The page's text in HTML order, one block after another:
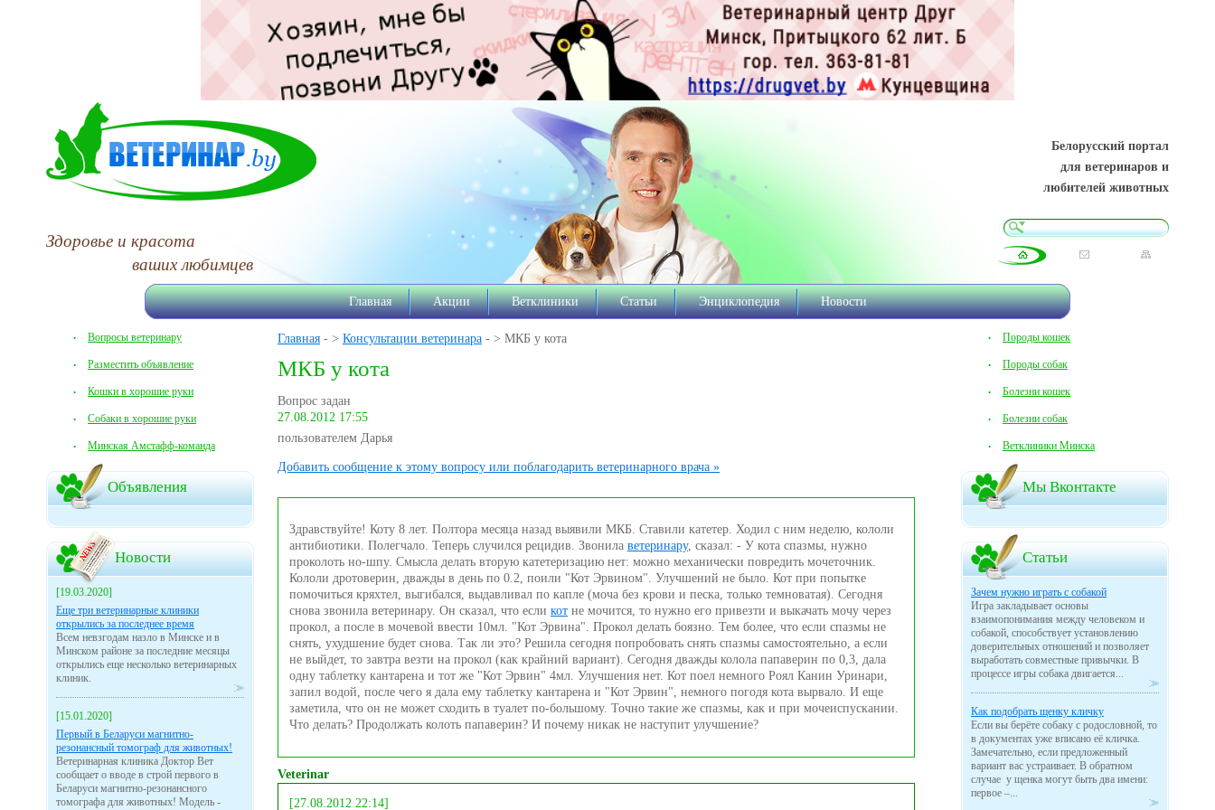
Здоровье и красота
ваших любимцев
Белорусский портал
для ветеринаров и
любителей животных
Главная Акции Ветклиники Статьи Энциклопедия Новости
Вопросы ветеринару
Разместить объявление
Кошки в хорошие руки
Собаки в хорошие руки
Минская Амстафф-команда
Объявления
Новости
[19.03.2020]
Еще три ветеринарные клиники
открылись за последнее время
Всем невзгодам назло в Минске и в
Минском районе за последние месяцы
открылись еще несколько ветеринарных
клиник.
[15.01.2020]
Первый в Беларуси магнитно-
резонансный томограф для животных!
Ветеринарная клиника Доктор Вет
сообщает о вводе в строй первого в
Беларуси магнитно-резонансного
томографа для животных! Модель -
Породы кошек
Породы собак
Болезни кошек
Болезни собак
Ветклиники Минска
Мы Вконтакте
Статьи
Зачем нужно играть с собакой
Игра закладывает основы
взаимопонимания между человеком и
собакой, способствует установлению
доверительных отношений и позволяет
выработать совместные привычки. В
процессе игры собака двигается...
Как подобрать щенку кличку
Если вы берёте собаку с родословной, то
в документах уже вписано её кличка.
Замечательно, если предложенный
вариант вас устраивает. В обратном
случае у щенка могут быть два имени:
первое –...
Главная - > Консультации ветеринара - > МКБ у кота
МКБ у кота
Вопрос задан
27.08.2012 17:55
пользователем Дарья
Добавить сообщение к этому вопросу или поблагодарить ветеринарного врача »
Здравствуйте! Коту 8 лет. Полтора месяца назад выявили МКБ. Ставили катетер. Ходил с ним неделю, кололи
антибиотики. Полегчало. Теперь случился рецидив. Звонила ветеринару, сказал: - У кота спазмы, нужно
проколоть но-шпу. Смысла делать вторую катетеризацию нет: можно механически повредить мочеточник.
Кололи дротоверин, дважды в день по 0.2, поили "Кот Эрвином". Улучшений не было. Кот при попытке
помочиться кряхтел, выгибался, выдавливал по капле (моча без крови и песка, только темноватая). Сегодня
снова звонила ветеринару. Он сказал, что если кот не мочится, то нужно его привезти и выкачать мочу через
прокол, а после в мочевой ввести 10мл. "Кот Эрвина". Прокол делать боязно. Тем более, что если спазмы не
снять, ухудшение будет снова. Так ли это? Решила сегодня попробовать снять спазмы самостоятельно, а если
не выйдет, то завтра везти на прокол (как крайний вариант). Сегодня дважды колола папаверин по 0,3, дала
одну таблетку кантарена и тот же "Кот Эрвин" 4мл. Улучшения нет. Кот поел немного Роял Канин Уринари,
запил водой, после чего я дала ему таблетку кантарена и "Кот Эрвин", немного погодя кота вырвало. И еще
заметила, что он не может сходить в туалет по-большому. Точно такие же спазмы, как и при мочеиспускании.
Что делать? Продолжать колоть папаверин? И почему никак не наступит улучшение?
Veterinar
[27.08.2012 22:14]